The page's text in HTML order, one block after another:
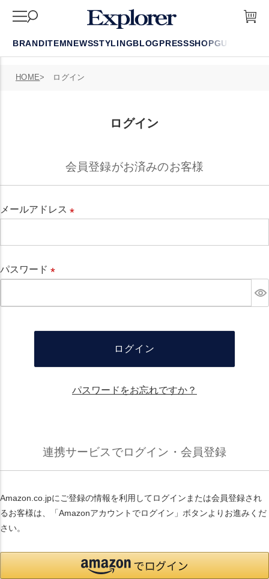
BRANDITEMNEWSSTYLINGBLOGPRESSSHOPGUIDE
HOME ログイン
ログイン
会員登録がお済みのお客様
メールアドレス
パスワード
須
ログイン
パスワードをお忘れですか？
連携サービスでログイン・会員登録
Amazon.co.jpにご登録の情報を利用してログインまたは会員登録され
るお客様は、「Amazonアカウントでログイン」ボタンよりお進みくだ
さい。